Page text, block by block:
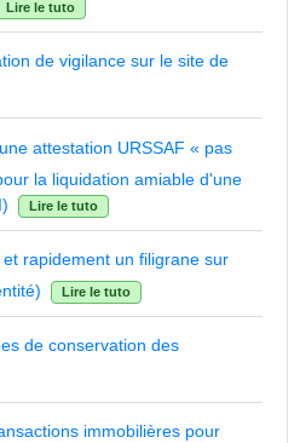
Lire le tuto
de vigilance sur le site de
attestation URSSAF « pas
la liquidation amiable d'une
Lire le tuto
rapidement un filigrane sur
Lire le tuto
de conservation des
immobilières pour